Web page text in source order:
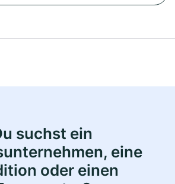
suchst ein
eine
oder einen